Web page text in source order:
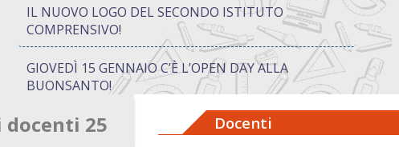
IL NUOVO LOGO DEL SECONDO ISTITUTO
COMPRENSIVO!
GIOVEDÌ 15 GENNAIO C’È L’OPEN DAY ALLA
BUONSANTO!
PON “ATTIVA…MENTE” TRA CREATIVITÀ E GIOCO:
docenti 25
Docenti